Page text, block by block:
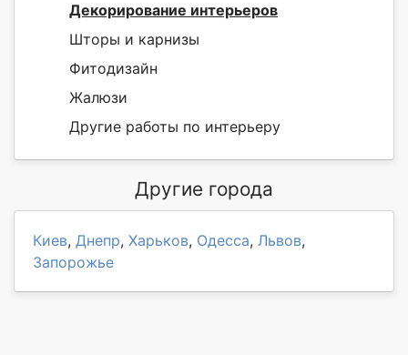
Декорирование интерьеров
Шторы и карнизы
Фитодизайн
Жалюзи
Другие работы по интерьеру
Другие города
Киев, Днепр, Харьков, Одесса, Львов,
Запорожье